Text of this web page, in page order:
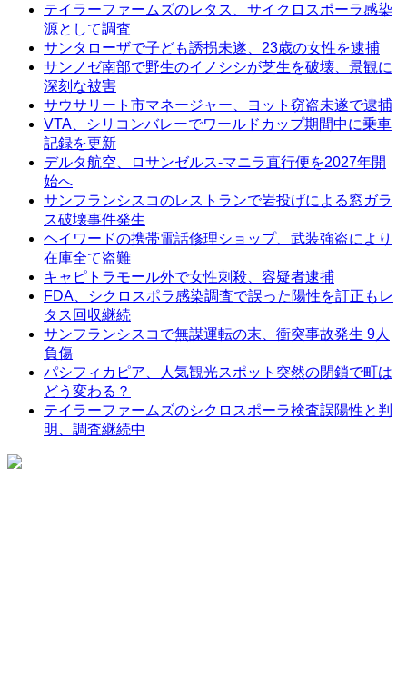
テイラーファームズのレタス、サイクロスポーラ感染
源として調査
サンタローザで子ども誘拐未遂、23歳の女性を逮捕
サンノゼ南部で野生のイノシシが芝生を破壊、景観に
深刻な被害
サウサリート市マネージャー、ヨット窃盗未遂で逮捕
VTA、シリコンバレーでワールドカップ期間中に乗車
記録を更新
デルタ航空、ロサンゼルス-マニラ直行便を2027年開
始へ
サンフランシスコのレストランで岩投げによる窓ガラ
ス破壊事件発生
ヘイワードの携帯電話修理ショップ、武装強盗により
在庫全て盗難
キャピトラモール外で女性刺殺、容疑者逮捕
FDA、シクロスポラ感染調査で誤った陽性を訂正もレ
タス回収継続
サンフランシスコで無謀運転の末、衝突事故発生 9人
負傷
パシフィカピア、人気観光スポット突然の閉鎖で町は
どう変わる？
テイラーファームズのシクロスポーラ検査誤陽性と判
明、調査継続中